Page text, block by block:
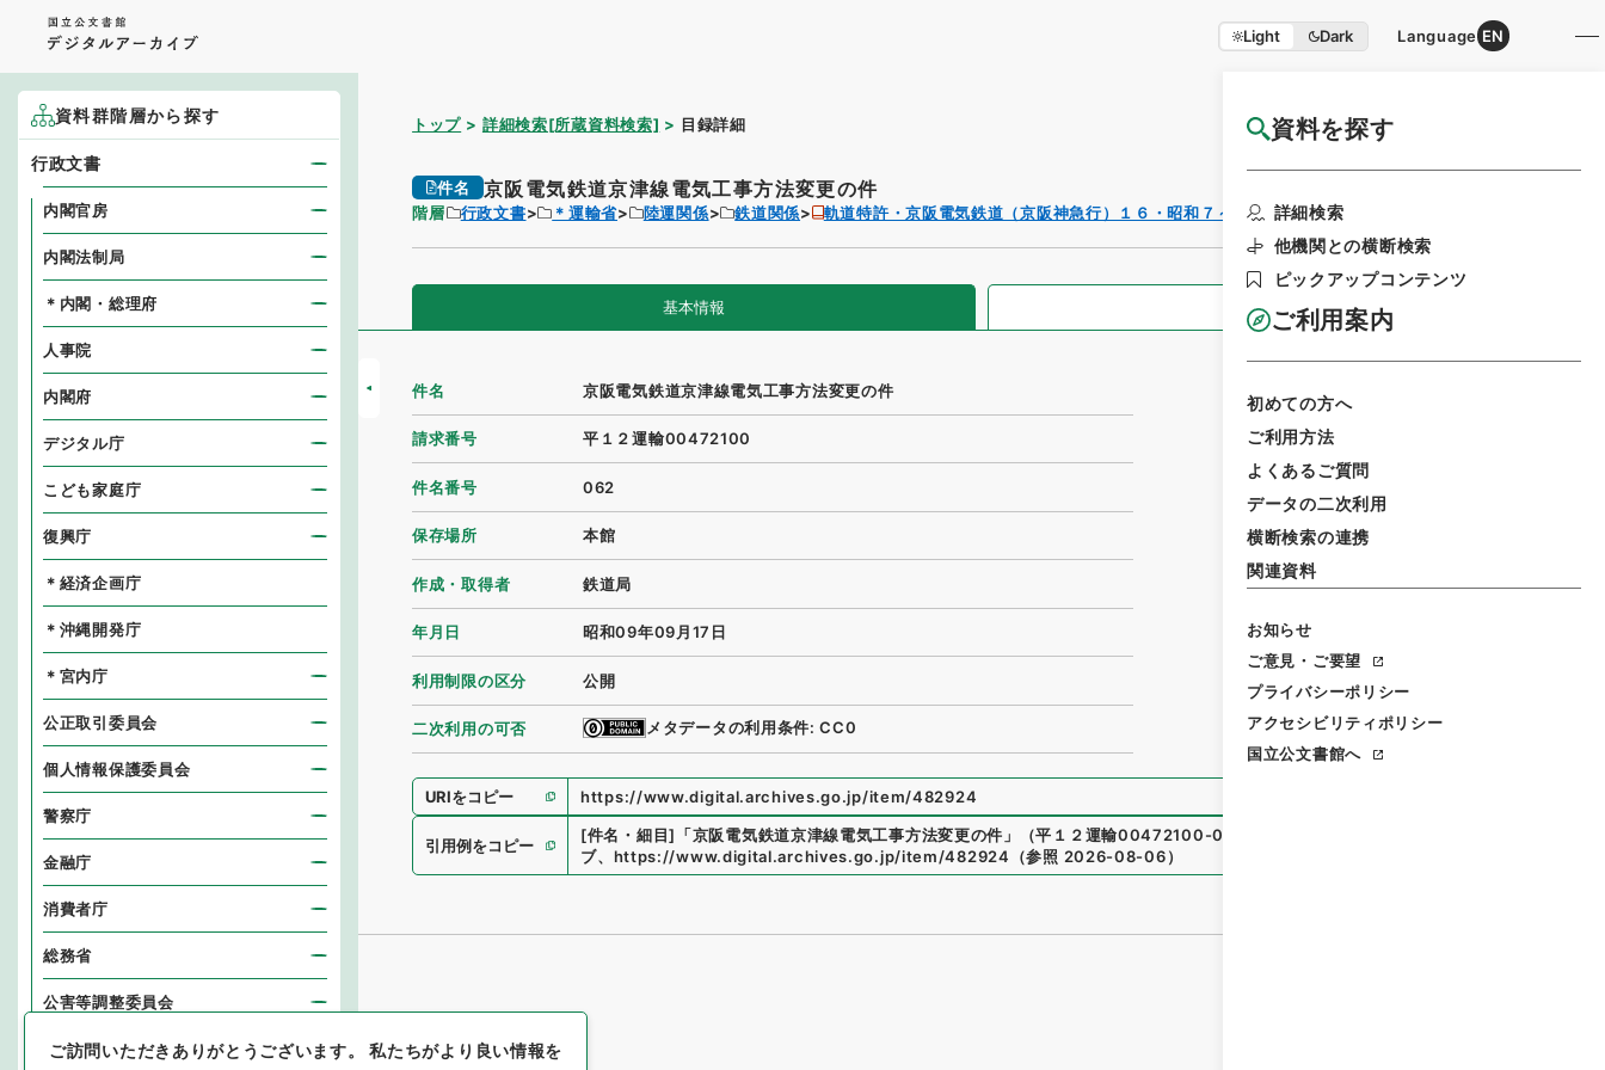
Light Dark Language EN
資料を探す
詳細検索
他機関との横断検索
ピックアップコンテンツ
ご利用案内
初めての方へ
ご利用方法
よくあるご質問
データの二次利用
横断検索の連携
関連資料
お知らせ
ご意見・ご要望
プライバシーポリシー
アクセシビリティポリシー
国立公文書館へ
トップ 詳細検索[所蔵資料検索] 目録詳細 国立公文書館HP利用案内
件名 京阪電気鉄道京津線電気工事方法変更の件
階層 行政文書 ＊運輸省 陸運関係 鉄道関係 軌道特許・京阪電気鉄道（京阪神急行）１６・昭和７～９年
基本情報 全ての情報
件名 京阪電気鉄道京津線電気工事方法変更の件
請求番号 平１２運輸00472100
件名番号 062
保存場所 本館
作成・取得者 鉄道局
年月日 昭和09年09月17日
利用制限の区分 公開
二次利用の可否 メタデータの利用条件: CC0
URIをコピー https://www.digital.archives.go.jp/item/482924
引用例をコピー
[件名・細目] 「京阪電気鉄道京津線電気工事方法変更の件 」 （平１２運輸00472100-06200
ブ、 https://www.digital.archives.go.jp/item/482924 （参照 2026-08-06）
資料群階層から探す
行政文書
内閣官房
内閣法制局
＊内閣・総理府
人事院
内閣府
デジタル庁
こども家庭庁
復興庁
＊経済企画庁
＊沖縄開発庁
＊宮内庁
公正取引委員会
個人情報保護委員会
警察庁
金融庁
消費者庁
総務省
公害等調整委員会
消防庁
ご訪問いただきありがとうございます。私たちがより良い情報を